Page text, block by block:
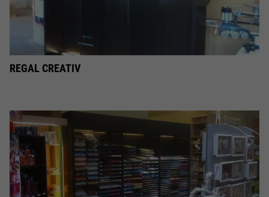
REGAL CREATIV